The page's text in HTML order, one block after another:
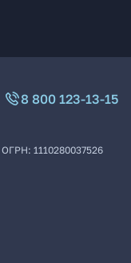
8 800 123-13-15
ОГРН: 1110280037526